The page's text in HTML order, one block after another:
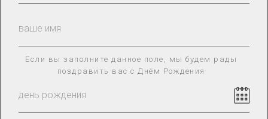
ПОЛИТИКА КОНФИДЕНЦИАЛЬНОСТИ
Оплата «Долями»
Возврат товара
Оплата через Яндекс.Сплит
Сотрудничество
Если вы заполните данное поле, мы будем рады
поздравить вас с Днём Рождения